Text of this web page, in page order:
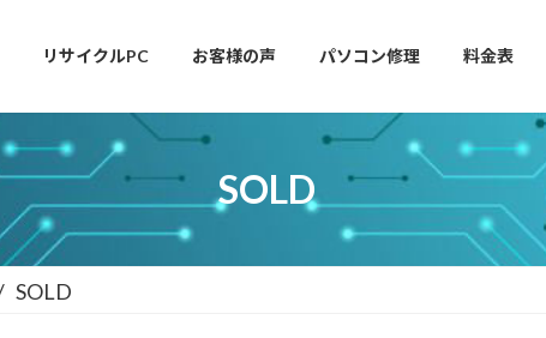
リサイクルPC お客様の声 パソコン修理 料金表
SOLD
SOLD